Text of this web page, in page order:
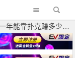
赚多少钱？1亿2008万美元